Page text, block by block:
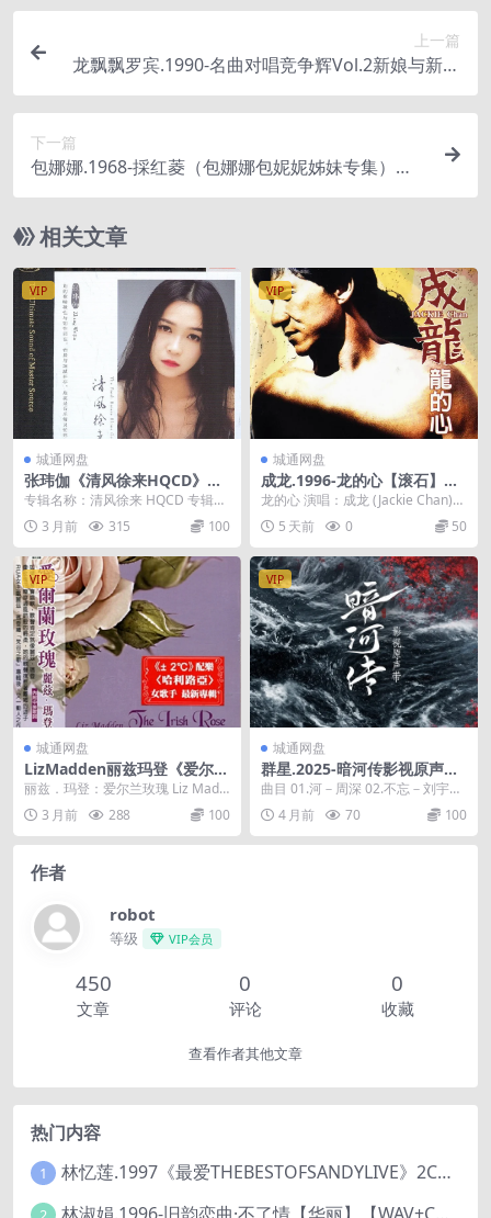
上一篇
龙飘飘罗宾.1990-名曲对唱竞争辉Vol.2新娘与新郎
【快乐】
下一篇
包娜娜.1968-採红菱（包娜娜包妮妮姊妹专集）
【合众唱片】
相关文章
VIP
城通网盘
张玮伽《清风徐来HQCD》
【低速原抓WAV】
专辑名称：清风徐来 HQCD 专辑艺
人：张玮伽 出版公司：齐鲁电子音
像出版社 制...
3 月前 315 100
VIP
城通网盘
成龙.1996-龙的心【滚石】
【WAV+CUE】
龙的心 演唱：成龙 (Jackie Chan)
发行时间：1996年2月 发行：...
5 天前 0 50
VIP
城通网盘
LizMadden丽兹玛登《爱尔兰
玫瑰》[WAV+CUE]
丽兹．玛登：爱尔兰玫瑰 Liz Madd
en: The Irish Rose 如...
3 月前 288 100
VIP
城通网盘
群星.2025-暗河传影视原声带
【天浩盛世】【FLAC分轨】
曲目 01.河－周深 02.不忘－刘宇宁
03.潭中月－黄子弘凡 04.幸逢你
－...4 月前 70 100
作者
robot
等级 VIP会员
450
文章
0
评论
0
收藏
查看作者其他文章
热门内容
1 林忆莲.1997《最爱THEBESTOFSANDYLIVE》2CD【滚石】